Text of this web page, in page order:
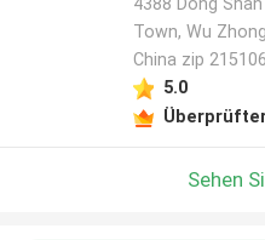
Town, Wu
China zip
5.0
Sehen